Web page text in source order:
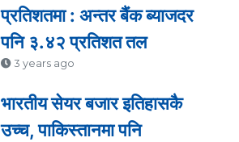
प्रतिशतमा : अन्तर बैंक ब्याजदर
पनि ३.४२ प्रतिशत तल
3 years ago
भारतीय सेयर बजार इतिहासकै
उच्च, पाकिस्तानमा पनि